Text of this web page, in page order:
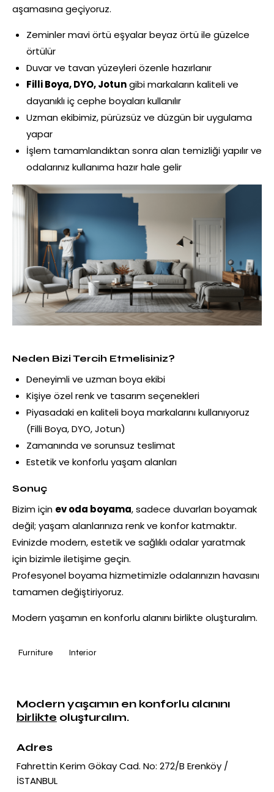
aşamasına geçiyoruz.
Zeminler mavi örtü eşyalar beyaz örtü ile güzelce
örtülür
Duvar ve tavan yüzeyleri özenle hazırlanır
Filli Boya, DYO, Jotungibi markaların kaliteli ve
dayanıklı iç cephe boyaları kullanılır
Uzman ekibimiz, pürüzsüz ve düzgün bir uygulama
yapar
İşlem tamamlandıktan sonra alan temizliği yapılır ve
odalarınız kullanıma hazır hale gelir
Neden Bizi Tercih Etmelisiniz?
Deneyimli ve uzman boya ekibi
Kişiye özel renk ve tasarım seçenekleri
Piyasadaki en kaliteli boya markalarını kullanıyoruz
(Filli Boya, DYO, Jotun)
Zamanında ve sorunsuz teslimat
Estetik ve konforlu yaşam alanları
Sonuç
Bizim için ev oda boyama, sadece duvarları boyamak
değil; yaşam alanlarınıza renk ve konfor katmaktır.
Evinizde modern, estetik ve sağlıklı odalar yaratmak
için bizimle iletişime geçin.
Profesyonel boyama hizmetimizle odalarınızın havasını
tamamen değiştiriyoruz.
Modern yaşamın en konforlu alanını birlikte oluşturalım.
Furniture Interior
KALIR
Modern yaşamın en konforlu alanını
birlikte oluşturalım.
Adres
Fahrettin Kerim Gökay Cad. No: 272/B Erenköy /
İSTANBUL